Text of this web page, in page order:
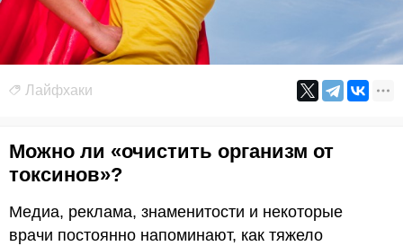
Лайфхаки
Можно ли «очистить организм от
токсинов»?
Медиа, реклама, знаменитости и некоторые
врачи постоянно напоминают, как тяжело